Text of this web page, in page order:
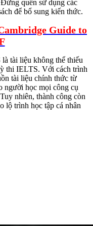
Đừng quên sử dụng các
để bổ sung kiến thức.
Guide to
tài liệu không thể thiếu
thi IELTS. Với cách trình
tài liệu chính thức từ
người học mọi công cụ
nhiên, thành công còn
lộ trình học tập cá nhân